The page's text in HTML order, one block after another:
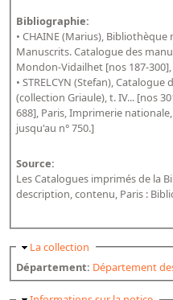
Publications
Guides des sources publiés
Ouvrages et documents sur
Revue de la Bibliothèque
Listes et biographies des
Implantations de la
La Bibliothèque nationale
Richelieu, Bibliothèques -
Gallica - Son histoire
Bibliographie:
• CHAINE (Marius),
Manuscrits. Catalogue des
Mondon-Vidailhet [nos 187-300],
• STRELCYN (Stefan),
(collection Griaule), t. IV... [nos
688], Paris, Imprimerie
jusqu'au n° 750.]
Source:
Les Catalogues imprimés de la
description, contenu, Paris :
Masquer
La collection
Département: Département